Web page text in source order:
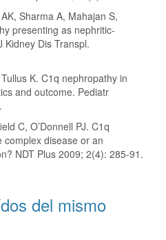
Sharma A, Mahajan S,
presenting as nephritic-
Kidney Dis Transpl.
K. C1q nephropathy in
and outcome. Pediatr
C, O’Donnell PJ. C1q
disease or an
NDT Plus 2009; 2(4): 285-91.
del mismo